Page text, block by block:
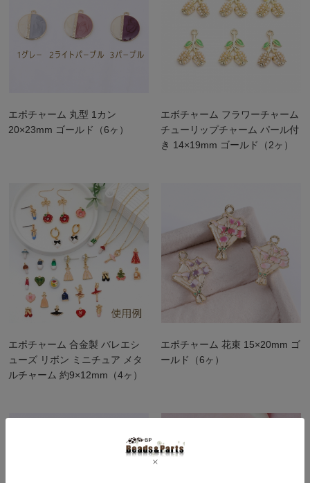
エポチャーム 丸型 1カン
20×23mm ゴールド（6ヶ）
エボチャーム フラワーチャーム
チューリップチャーム パール付
き 14×19mm ゴールド（2ヶ）
エポチャーム 合金製 バレエシ
ューズ リボン ミニチュア メタ
ルチャーム 約9×12mm（4ヶ）
エポチャーム 花束 15×20mm ゴ
ールド（6ヶ）